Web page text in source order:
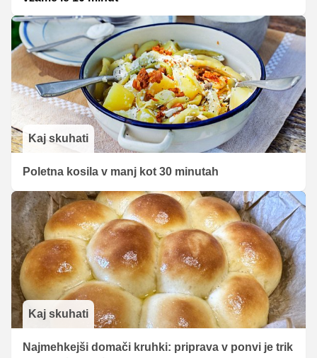
Kaj skuhati
Poletna kosila v manj kot 30 minutah
Kaj skuhati
Najmehkejši domači kruhki: priprava v ponvi je trik